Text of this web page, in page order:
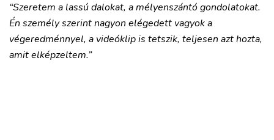
“Szeretem a lassú dalokat, a mélyenszántó gondolatokat.
Én személy szerint nagyon elégedett vagyok a
végeredménnyel, a videóklip is tetszik, teljesen azt hozta,
amit elképzeltem.”